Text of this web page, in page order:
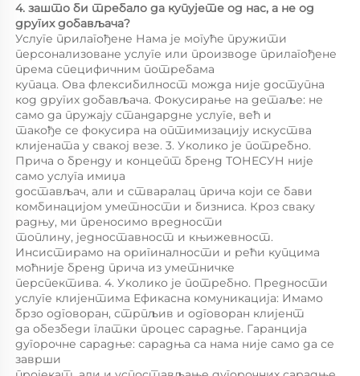
4. зашто би требало да купујете од нас, а не од
других добављача?
Услуге прилагођене Нама је могуће пружити
персонализоване услуге или производе прилагођене
према специфичним потребама
купаца. Ова флексибилност можда није доступна
код других добављача. Фокусирање на детаље: не
само да пружају стандардне услуге, већ и
такође се фокусира на оптимизацију искуства
клијената у свакој везе. 3. Уколико је потребно.
Прича о бренду и концепт бренд ТОНЕСУН није
само услуга имиџа
достављач, али и стваралац прича који се бави
комбинацијом уметности и бизниса. Кроз сваку
радњу, ми преносимо вредности
топлину, једноставност и књижевност.
Инсистирамо на оригиналности и рећи купцима
моћније бренд прича из уметничке
перспектива. 4. Уколико је потребно. Предности
услуге клијентима Ефикасна комуникација: Имамо
брзо одговоран, стрпљив и одговоран клијент
да обезбеди глатки процес сарадње. Гаранција
дугорочне сарадње: сарадња са нама није само да се
заврши